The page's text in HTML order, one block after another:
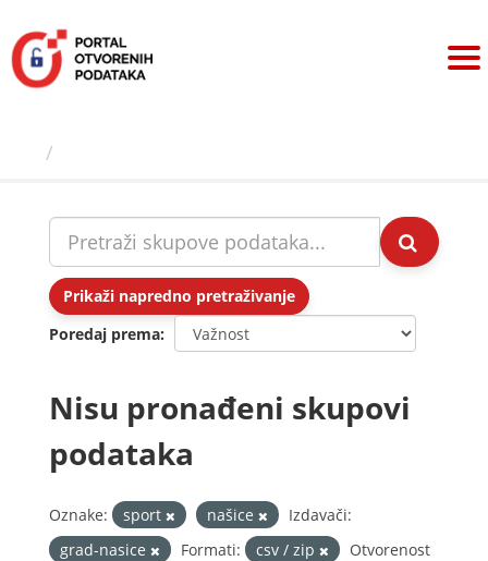
sadržaj
Prikaži napredno pretraživanje
Poredaj prema
Nisu pronađeni skupovi
podataka
Oznake: sport našice
Izdavači:
grad-nasice
Formati: csv / zip
Otvorenost